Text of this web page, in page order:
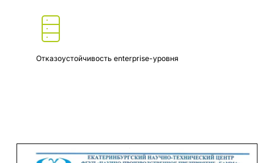
Отказоустойчивость enterprise-уровня